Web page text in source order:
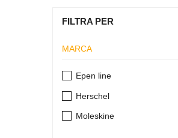
FILTRA PER
MARCA
Epen line
Herschel
Moleskine